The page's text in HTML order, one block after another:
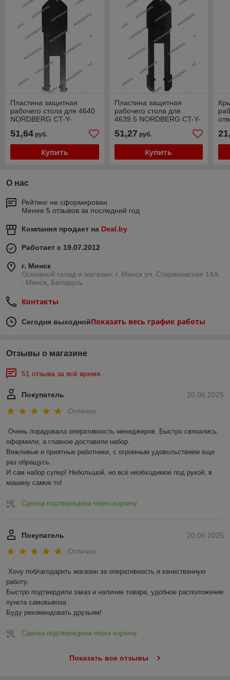
Пластина защитная
рабочего стола для 4640
NORDBERG CT-Y-
51,64 руб.
Купить
Пластина защитная
рабочего стола для
4639.5 NORDBERG CT-Y-
51,27 руб.
Купить
О нас
Рейтинг не сформирован
Менее 5 отзывов за последний год
Компания продает на Deal.by
Работает с 19.07.2012
г. Минск
Основной склад и магазин: г. Минск ул. Стариновская 14А.
, Минск, Беларусь
Контакты
Сегодня выходнойПоказать весь график работы
Отзывы о магазине
51 отзыва за всё время
20.06.2025
Покупатель
Отлично
Очень порадовала оперативность менеджеров. Быстро связались,
оформили, а главное доставили набор.
Вежливые и приятные работники, с огромным удовольствием еще
раз обращусь.
И сам набор супер! Небольшой, но всё необходимое под рукой, в
машину самое то!
Сделка подтверждена через корзину
20.06.2025
Покупатель
Отлично
Хочу поблагодарить магазин за оперативность и качественную
работу.
Быстро подтвердили заказ и наличие товара, удобное расположение
пункта самовывоза
Буду рекомендовать друзьям!
Сделка подтверждена через корзину
Показать все отзывы